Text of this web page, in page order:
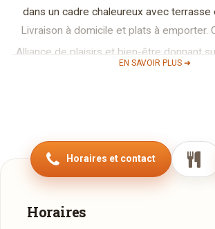
EN SAVOIR PLUS ➜
dans un cadre chaleureux avec terrasse
Livraison à domicile et plats à emporter.
Alliance de plaisirs et bien-être donnant
et curistes du Domaine Thermal de
mètres, une combinaison entre une
chaleureuse et une cuisine
Des chambres de grand confort, vous
Horaires et contact
Horaires